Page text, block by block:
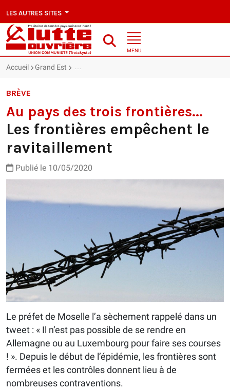
LES AUTRES SITES
MENU
Accueil Grand Est Au pays des trois frontières... : Les frontières
BRÈVE
Au pays des trois frontières...
Les frontières empêchent le
ravitaillement
Publié le 10/05/2020
Le préfet de Moselle l’a sèchement rappelé dans un
tweet : « Il n’est pas possible de se rendre en
Allemagne ou au Luxembourg pour faire ses courses
! ». Depuis le début de l’épidémie, les frontières sont
fermées et les contrôles donnent lieu à de
nombreuses contraventions.